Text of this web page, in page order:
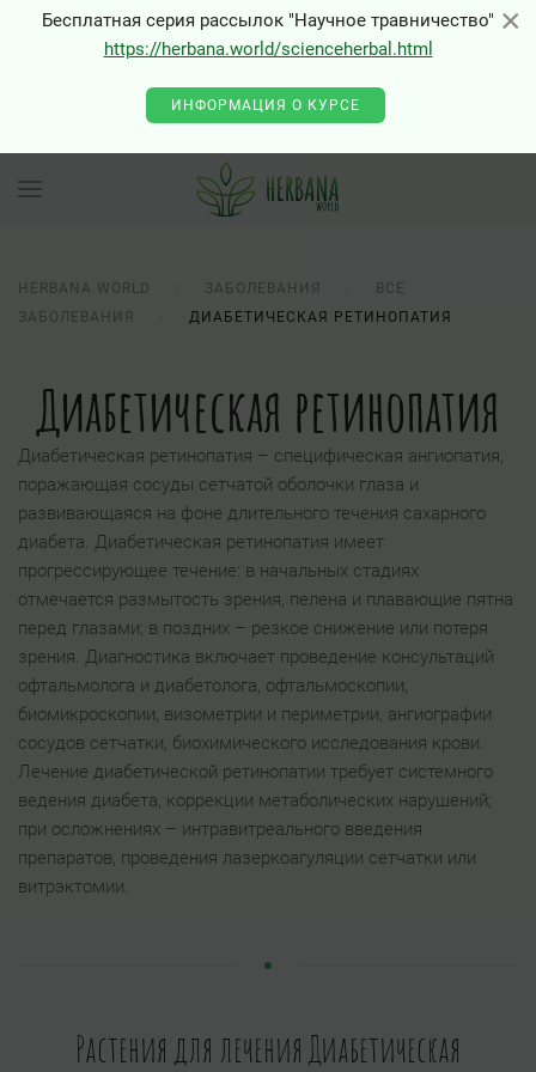
×
Бесплатная серия рассылок "Научное травничество"
https://herbana.world/scienceherbal.html
ИНФОРМАЦИЯ О КУРСЕ
HERBANA.WORLD ЗАБОЛЕВАНИЯ
ВСЕ
ЗАБОЛЕВАНИЯ
ДИАБЕТИЧЕСКАЯ РЕТИНОПАТИЯ
Диабетическая ретинопатия
Диабетическая ретинопатия – специфическая ангиопатия,
поражающая сосуды сетчатой оболочки глаза и
развивающаяся на фоне длительного течения сахарного
диабета. Диабетическая ретинопатия имеет
прогрессирующее течение: в начальных стадиях
отмечается размытость зрения, пелена и плавающие пятна
перед глазами; в поздних – резкое снижение или потеря
зрения. Диагностика включает проведение консультаций
офтальмолога и диабетолога, офтальмоскопии,
биомикроскопии, визометрии и периметрии, ангиографии
сосудов сетчатки, биохимического исследования крови.
Лечение диабетической ретинопатии требует системного
ведения диабета, коррекции метаболических нарушений;
при осложнениях – интравитреального введения
препаратов, проведения лазеркоагуляции сетчатки или
витрэктомии.
Растения для лечения Диабетическая
×